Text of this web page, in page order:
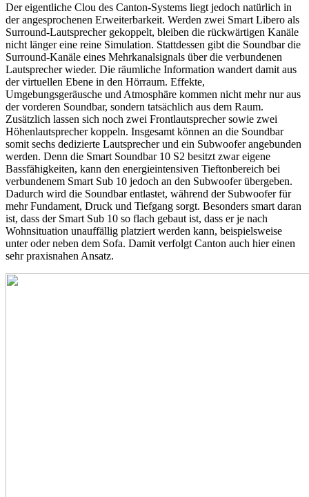
Der eigentliche Clou des Canton-Systems liegt jedoch natürlich in
der angesprochenen Erweiterbarkeit. Werden zwei Smart Libero als
Surround-Lautsprecher gekoppelt, bleiben die rückwärtigen Kanäle
nicht länger eine reine Simulation. Stattdessen gibt die Soundbar die
Surround-Kanäle eines Mehrkanalsignals über die verbundenen
Lautsprecher wieder. Die räumliche Information wandert damit aus
der virtuellen Ebene in den Hörraum. Effekte,
Umgebungsgeräusche und Atmosphäre kommen nicht mehr nur aus
der vorderen Soundbar, sondern tatsächlich aus dem Raum.
Zusätzlich lassen sich noch zwei Frontlautsprecher sowie zwei
Höhenlautsprecher koppeln. Insgesamt können an die Soundbar
somit sechs dedizierte Lautsprecher und ein Subwoofer angebunden
werden. Denn die Smart Soundbar 10 S2 besitzt zwar eigene
Bassfähigkeiten, kann den energieintensiven Tieftonbereich bei
verbundenem Smart Sub 10 jedoch an den Subwoofer übergeben.
Dadurch wird die Soundbar entlastet, während der Subwoofer für
mehr Fundament, Druck und Tiefgang sorgt. Besonders smart daran
ist, dass der Smart Sub 10 so flach gebaut ist, dass er je nach
Wohnsituation unauffällig platziert werden kann, beispielsweise
unter oder neben dem Sofa. Damit verfolgt Canton auch hier einen
sehr praxisnahen Ansatz.